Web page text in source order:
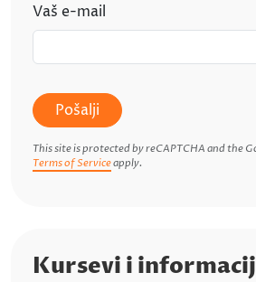
Vaš e-mail
Pošalji
This site is protected by reCAPTCHA and the
Terms of Serviceapply.
Kursevi i